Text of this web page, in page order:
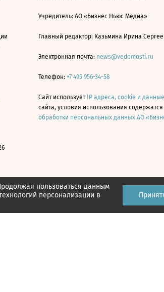
пользоваться данным
персонализации в
Учредитель: АО «Бизнес Ньюс Медиа»
Главный редактор: Казьмина Ирина
Электронная почта: news@vedomosti.ru
Телефон: +7 495 956-34-58
Сайт использует IP адреса, cookie и
сайта, условия использования содержатся
обработки персональных данных АО